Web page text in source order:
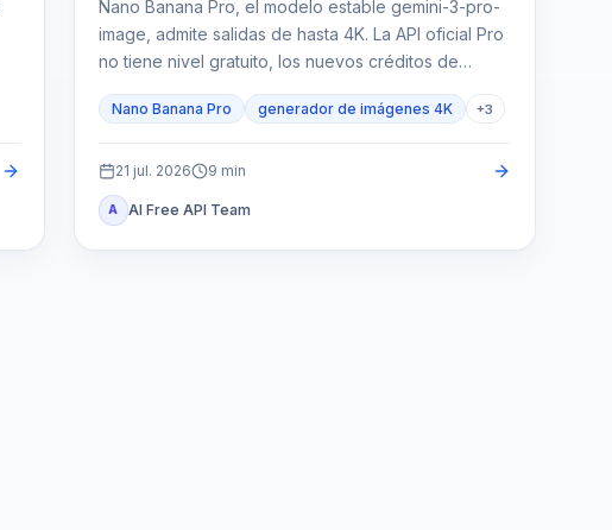
Nano Banana Pro, el modelo estable gemini-3-pro-
image, admite salidas de hasta 4K. La API oficial Pro
no tiene nivel gratuito, los nuevos créditos de
proveedor pertenece a un contrato distinto.
Nano Banana Pro generador de imágenes 4K +3
21 jul. 2026 9 min
A AI Free API Team